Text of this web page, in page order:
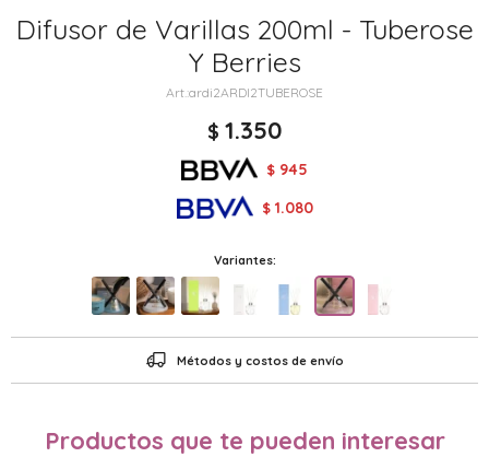
Difusor de Varillas 200ml - Tuberose
Y Berries
ardi2ARDI2TUBEROSE
$ 1.350
$ 945
$ 1.080
Variantes:
Métodos y costos de envío
Productos que te pueden interesar